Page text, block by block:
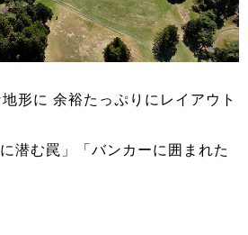
形に 余裕たっぷりにレイアウト
潜む罠」「バンカーに囲まれた